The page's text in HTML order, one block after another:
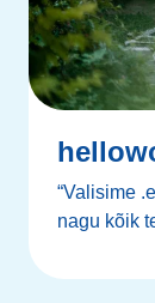
“Valisime
nagu kõik